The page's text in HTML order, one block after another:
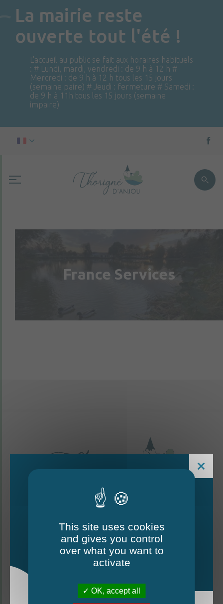
La mairie reste
ouverte tout l'été !
L'accueil au public se fait aux horaires habituels
: # Lundi, mardi, vendredi : de 9 h à 12 h #
Mercredi : de 9 h à 12 h tous les 15 jours
(semaine paire) # Jeudi : fermeture # Samedi :
de 9 h à 11h tous les 15 jours (semaine
impaire)
France Services
CONTACTEZ-NOUS
Le Mag - édition estivale
This site uses cookies
and gives you control
over what you want to
activate
OK, accept all